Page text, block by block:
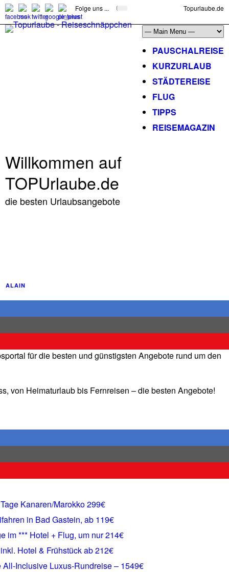
Folge uns ... Topurlaube.de
PAUSCHALREISE
KURZURLAUB
STÄDTEREISE
FLUG
TIPPS
REISEMAGAZIN
Willkommen auf
TOPUrlaube.de
die besten Urlaubsangebote
ALAIN
für die besten und günstigsten Angebote rund um den
von Heimaturlaub bis Fernreisen – die besten Angebote!
Kanaren/Marokko 299€
in Bad Gastein, ab 119€
im *** Hotel + Flug, um nur 214€
Hotel & Frühstück ab 212€
Inclusive Luxus-Rundreise – 1549€